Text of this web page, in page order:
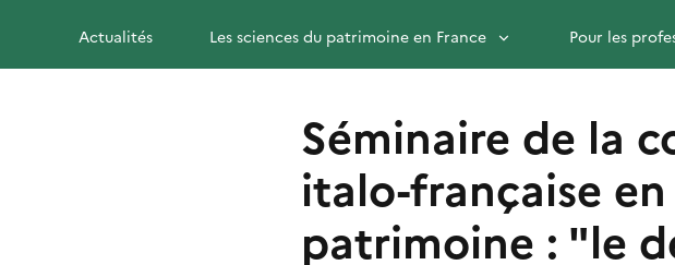
Actualités Les sciences du patrimoine en France Pour les
Séminaire de la
italo-française
patrimoine : "le